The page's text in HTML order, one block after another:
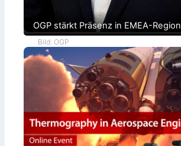
OGP stärkt Präsenz in EMEA-Region
Bild: OGP